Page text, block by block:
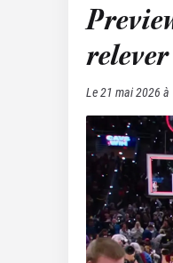
Le21 mai 2026 à